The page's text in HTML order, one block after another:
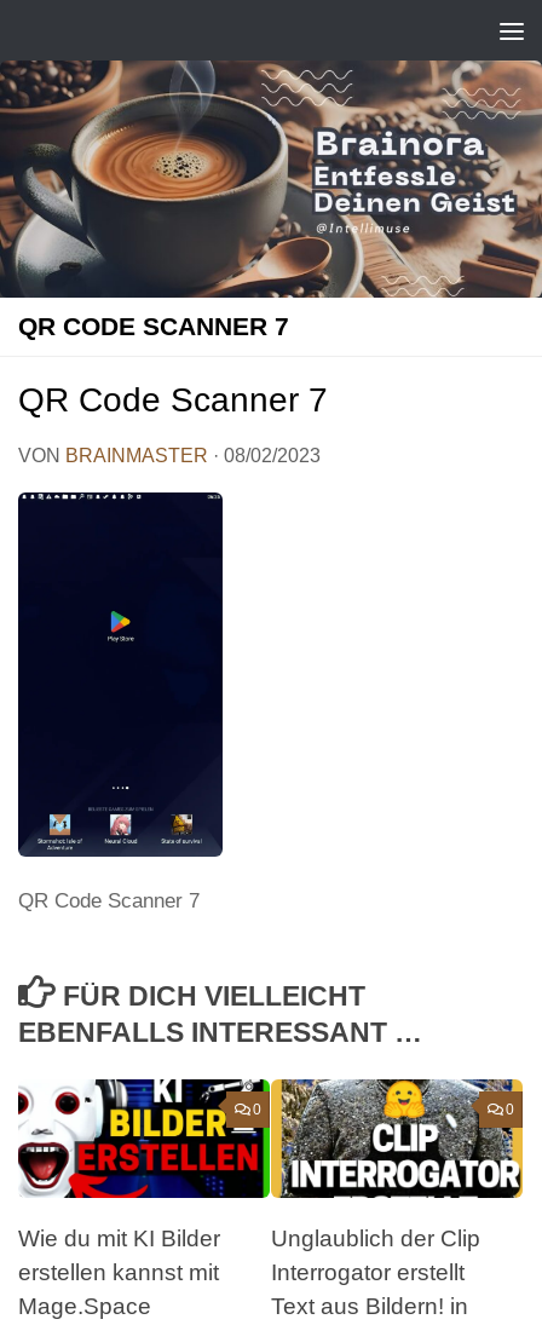
QR CODE SCANNER 7
QR Code Scanner 7
VON BRAINMASTER · 08/02/2023
QR Code Scanner 7
FÜR DICH VIELLEICHT
EBENFALLS INTERESSANT …
0
Wie du mit KI Bilder
erstellen kannst mit
Mage.Space
0
Unglaublich der Clip
Interrogator erstellt
Text aus Bildern! in